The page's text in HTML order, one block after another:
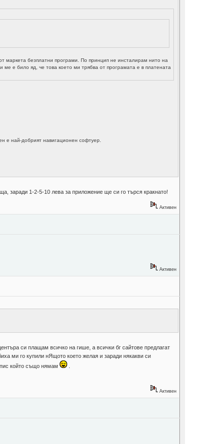
маркета безплатни програми. По принцип не инсталирам нито на
е било яд, че това което ми трябва от програмата е в платената
е най-добрият навигационен софтуер.
заради 1-2-5-10 лева за приложение ще си го търся кракнато!
Активен
Активен
си плащам всичко на гише, а всички бг сайтове предлагат
ми го купили нЯщото което желая и заради някакви си
който също нямам
Активен